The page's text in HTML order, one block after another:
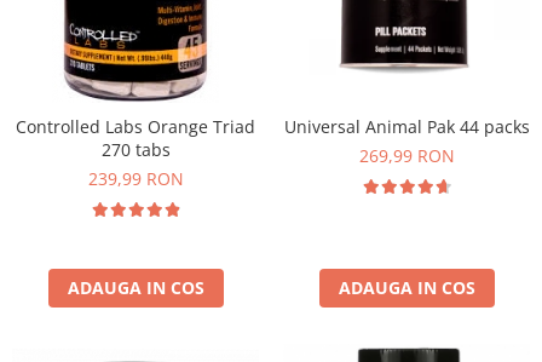
Vitamine bărbați / femei
Îngrijire personală
Insulated
JNX Sports
Kaged
Kevin Levrone
Muscle Meds
Muscle Pharm
Mutant
Naughty Boy
Controlled Labs Orange Triad
270 tabs
239,99 RON
ADAUGA IN COS
Universal Animal Pak 44 packs
269,99 RON
ADAUGA IN COS